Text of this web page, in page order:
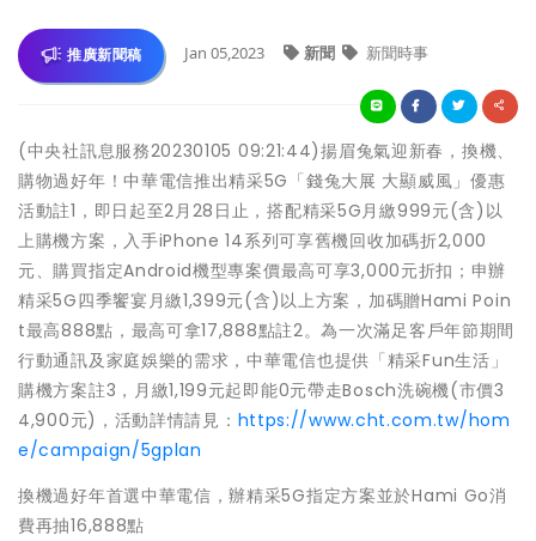
推廣新聞稿 Jan 05,2023 新聞 新聞時事
(中央社訊息服務20230105 09:21:44)揚眉兔氣迎新春，換機、
購物過好年！中華電信推出精采5G「錢兔大展 大顯威風」優惠
活動註1，即日起至2月28日止，搭配精采5G月繳999元(含)以
上購機方案，入手iPhone 14系列可享舊機回收加碼折2,000
元、購買指定Android機型專案價最高可享3,000元折扣；申辦
精采5G四季饗宴月繳1,399元(含)以上方案，加碼贈Hami Poin
t最高888點，最高可拿17,888點註2。為一次滿足客戶年節期間
行動通訊及家庭娛樂的需求，中華電信也提供「精采Fun生活」
購機方案註3，月繳1,199元起即能0元帶走Bosch洗碗機(市價3
4,900元)，活動詳情請見： https://www.cht.com.tw/hom
e/campaign/5gplan
換機過好年首選中華電信，辦精采5G指定方案並於Hami Go消
費再抽16,888點